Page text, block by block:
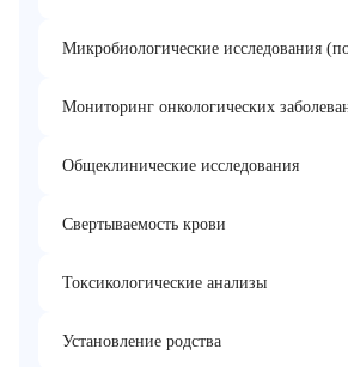
Микробиологические исследования
Мониторинг онкологических
Общеклинические исследования
Свертываемость крови
Токсикологические анализы
Установление родства